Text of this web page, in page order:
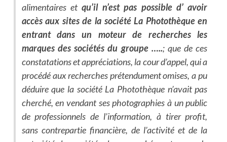
alimentaires etqu’il n’est pas possible d’ avoir
accès aux sites de la société La Photothèque en
entrant dans un moteur de recherches les
marques des sociétés du groupe …..; que de ces
constatations et appréciations, la cour d’appel, qui a
procédé aux recherches prétendument omises, a pu
déduire que la société La Photothèque n’avait pas
cherché, en vendant ses photographies à un public
de professionnels de l’information, à tirer profit,
sans contrepartie financière, de l’activité et de la